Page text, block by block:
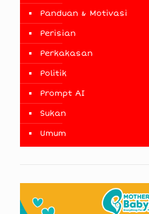
Panduan & Motivasi
Perisian
Perkakasan
Politik
Prompt AI
Sukan
Umum